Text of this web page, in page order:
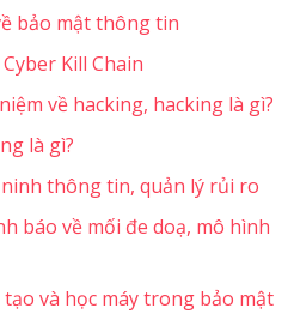
bảo mật thông tin
Kill Chain
về hacking, hacking là gì?
là gì?
thông tin, quản lý rủi ro
báo về mối đe doạ, mô hình
và học máy trong bảo mật